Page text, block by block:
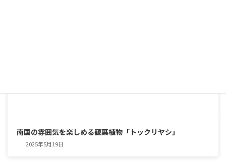
南国の雰囲気を楽しめる観葉植物「トックリヤシ」
2025年5月19日